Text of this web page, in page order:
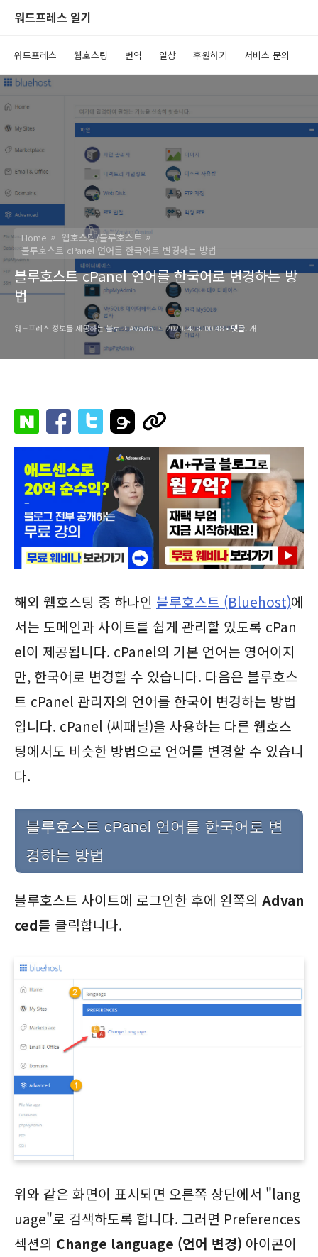
워드프레스 일기
워드프레스 웹호스팅 번역 일상 후원하기 서비스 문의
Home
웹호스팅/블루호스트
블루호스트 cPanel 언어를 한국어로 변경하는 방법
블루호스트 cPanel 언어를 한국어로 변경하는 방
법
워드프레스 정보를 제공하는 블로그 Avada 2020. 4. 8. 00:48• 댓글: 개
해외 웹호스팅 중 하나인 블루호스트 (Bluehost)에
서는 도메인과 사이트를 쉽게 관리할 있도록 cPan
el이 제공됩니다. cPanel의 기본 언어는 영어이지
만, 한국어로 변경할 수 있습니다. 다음은 블루호스
트 cPanel 관리자의 언어를 한국어 변경하는 방법
입니다. cPanel (씨패널)을 사용하는 다른 웹호스
팅에서도 비슷한 방법으로 언어를 변경할 수 있습니
다.
블루호스트 cPanel 언어를 한국어로 변
경하는 방법
블루호스트 사이트에 로그인한 후에 왼쪽의 Advan
ced를 클릭합니다.
위와 같은 화면이 표시되면 오른쪽 상단에서 "lang
uage"로 검색하도록 합니다. 그러면 Preferences
섹션의 Change language (언어 변경) 아이콘이